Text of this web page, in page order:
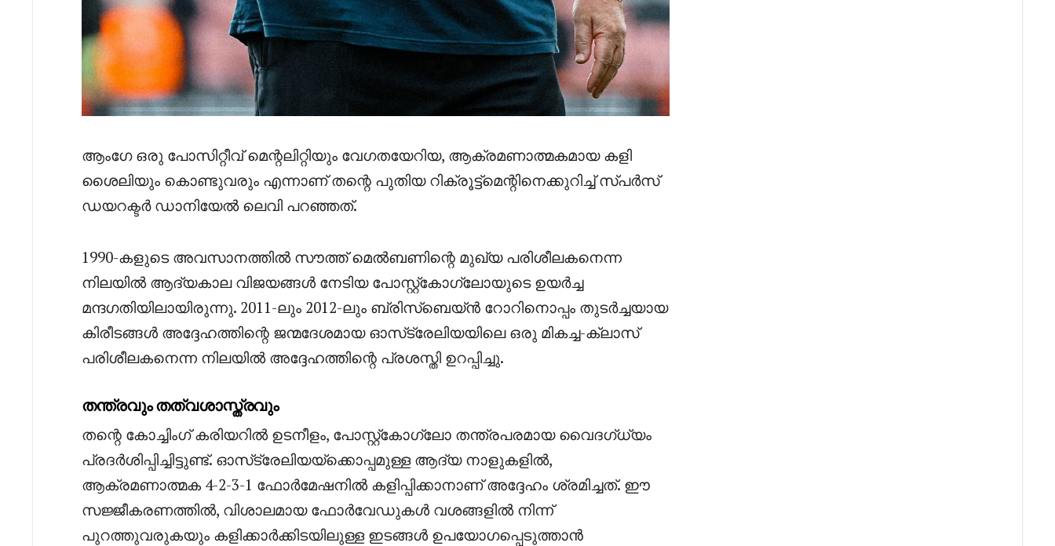
ആംഗേ ഒരു പോസിറ്റീവ് മെന്റലിറ്റിയും വേഗതയേറിയ, ആക്രമണാത്മകമായ കളി
ശൈലിയും കൊണ്ടുവരും എന്നാണ് തന്റെ പുതിയ റിക്രൂട്ട്മെന്റിനെക്കുറിച്ച് സ്പർസ്
ഡയറക്ടർ ഡാനിയേൽ ലെവി പറഞ്ഞത്.
1990-കളുടെ അവസാനത്തിൽ സൗത്ത് മെൽബണിന്റെ മുഖ്യ പരിശീലകനെന്ന
നിലയിൽ ആദ്യകാല വിജയങ്ങൾ നേടിയ പോസ്റ്റ്‌കോഗ്ലോയുടെ ഉയർച്ച
മന്ദഗതിയിലായിരുന്നു. 2011-ലും 2012-ലും ബ്രിസ്ബെയ്ൻ റോറിനൊപ്പം തുടർച്ചയായ
കിരീടങ്ങൾ അദ്ദേഹത്തിന്റെ ജന്മദേശമായ ഓസ്‌ട്രേലിയയിലെ ഒരു മികച്ച-ക്ലാസ്
പരിശീലകനെന്ന നിലയിൽ അദ്ദേഹത്തിന്റെ പ്രശസ്തി ഉറപ്പിച്ചു.
തന്ത്രവും തത്വശാസ്ത്രവും
തന്റെ കോച്ചിംഗ് കരിയറിൽ ഉടനീളം, പോസ്റ്റ്‌കോഗ്ലോ തന്ത്രപരമായ വൈദഗ്ധ്യം
പ്രദർശിപ്പിച്ചിട്ടുണ്ട്. ഓസ്‌ട്രേലിയയ്‌ക്കൊപ്പമുള്ള ആദ്യ നാളുകളിൽ,
ആക്രമണാത്മക 4-2-3-1 ഫോർമേഷനിൽ കളിപ്പിക്കാനാണ് അദ്ദേഹം ശ്രമിച്ചത്. ഈ
സജ്ജീകരണത്തിൽ, വിശാലമായ ഫോർവേഡുകൾ വശങ്ങളിൽ നിന്ന്
പുറത്തുവരുകയും കളിക്കാർക്കിടയിലുള്ള ഇടങ്ങൾ ഉപയോഗപ്പെടുത്താൻ